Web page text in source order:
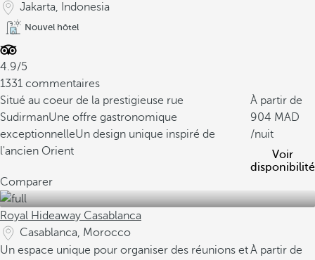
Jakarta, Indonesia
Nouvel hôtel
4.9/5
1331 commentaires
Situé au coeur de la prestigieuse rue
SudirmanUne offre gastronomique
exceptionnelleUn design unique inspiré de
l'ancien Orient
À partir de
904
/nuit
Voir
disponibilité
Comparer
Royal Hideaway Casablanca
Casablanca, Morocco
Un espace unique pour organiser des réunions etÀ partir de